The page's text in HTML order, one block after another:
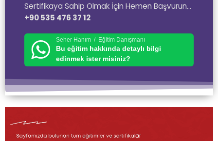
Sertifikaya Sahip Olmak İçin Hemen Başvurun…
+90 535 476 37 12
Seher Hanım / Eğitim Danışmanı
Bu eğitim hakkında detaylı bilgi
edinmek ister misiniz?